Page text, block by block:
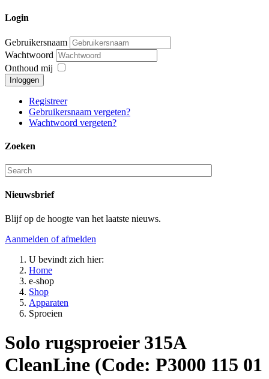
Login
Gebruikersnaam
Wachtwoord
Onthoud mij
Inloggen
Registreer
Gebruikersnaam vergeten?
Wachtwoord vergeten?
Zoeken
Nieuwsbrief
Blijf op de hoogte van het laatste nieuws.
Aanmelden of afmelden
U bevindt zich hier:
Home
e-shop
Shop
Apparaten
Sproeien
Solo rugsproeier 315A
CleanLine (Code: P3000 115 01